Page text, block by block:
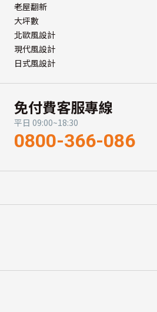
老屋翻新
大坪數
北歐風設計
現代風設計
日式風設計
免付費客服專線
平日 09:00~18:30
0800-366-086